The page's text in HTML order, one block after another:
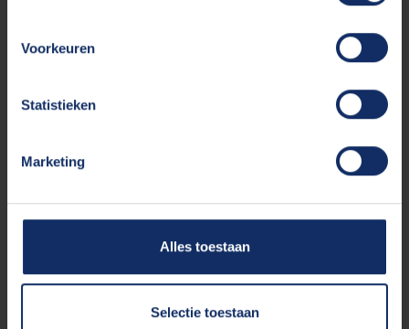
Voorkeuren
Statistieken
Marketing
Alles toestaan
Selectie toestaan
Telefoonnummer
E-mailadres*